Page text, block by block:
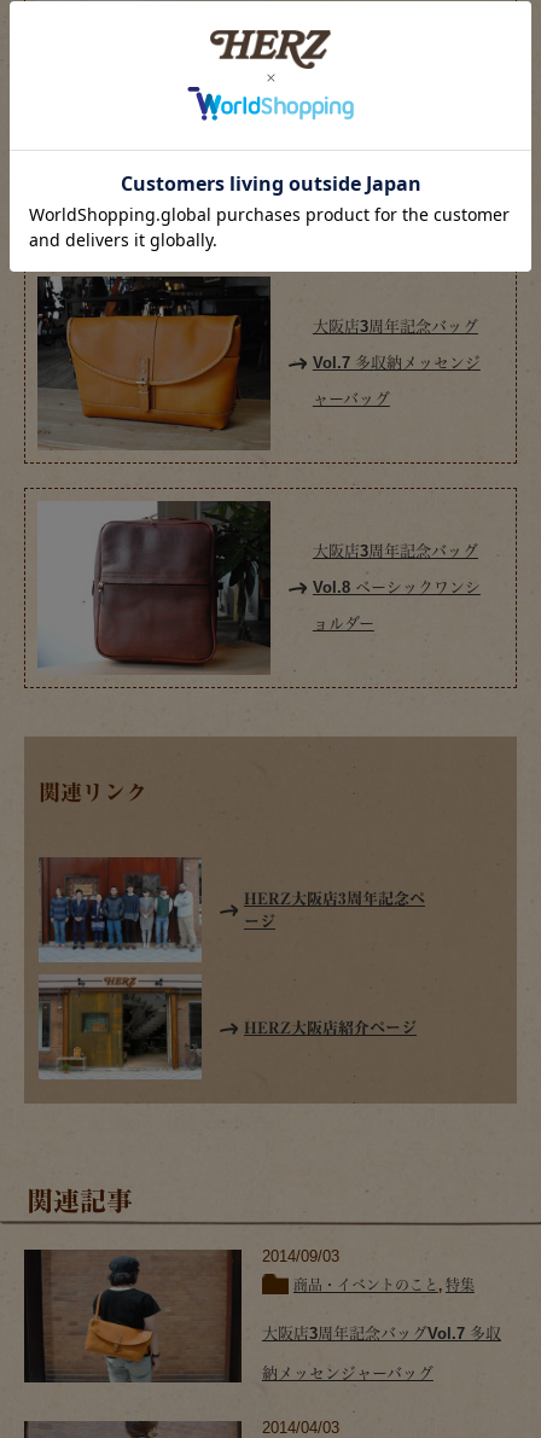
大阪店3周年記念バッグ
Vol.6 楕円トートバッグ
大阪店3周年記念バッグ
Vol.7 多収納メッセンジ
ャーバッグ
大阪店3周年記念バッグ
Vol.8 ベーシックワンシ
ョルダー
関連リンク
HERZ大阪店3周年記念ペ
ージ
HERZ大阪店紹介ページ
関連記事
2014/09/03
商品・イベントのこと , 特集
大阪店3周年記念バッグVol.7 多収
納メッセンジャーバッグ
2014/04/03